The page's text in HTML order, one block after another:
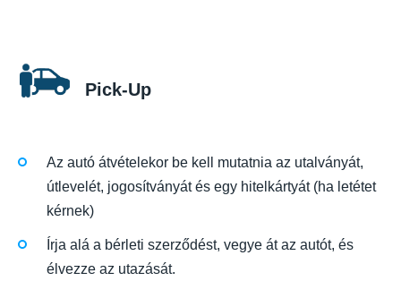
Pick-Up
Az autó átvételekor be kell mutatnia az utalványát,
útlevelét, jogosítványát és egy hitelkártyát (ha letétet
kérnek)
Írja alá a bérleti szerződést, vegye át az autót, és
élvezze az utazását.